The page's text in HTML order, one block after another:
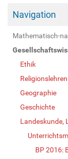
Navigation
Mathematisch-
Ethik
Religionslehren
Geographie
Geschichte
Landeskunde,
BP 2016: